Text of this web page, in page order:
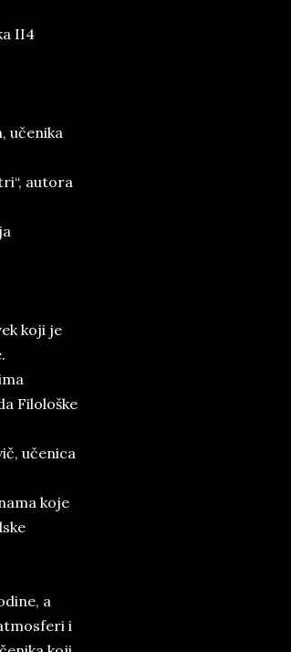
II4
učenika
autora
koji je
Filološke
učenica
koje
a
i